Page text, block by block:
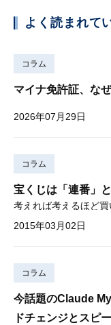
よく読まれて
コラム
マイナ免許証、な
2026年07月29日
コラム
宝くじは「連番」
考えれば考えるほど
2015年03月02日
コラム
今話題のClaude
ドチェンジとスピ